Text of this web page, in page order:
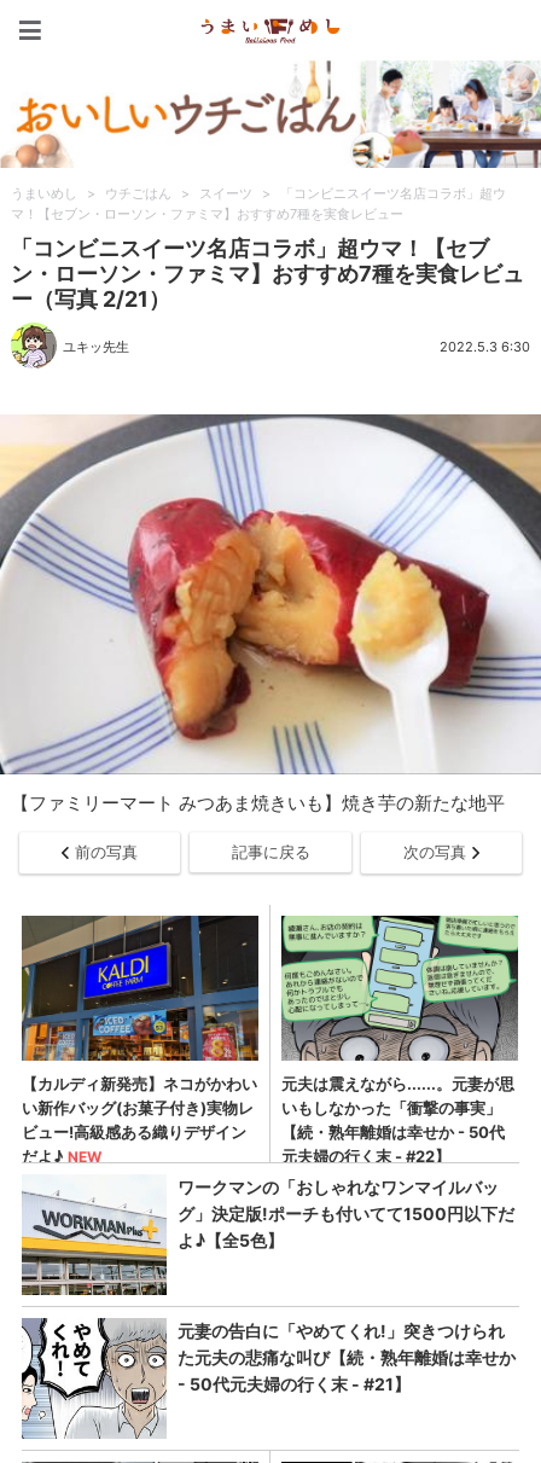
うまいめし > ウチごはん > スイーツ >
「コンビニスイーツ名店コラボ」超ウ
マ！【セブン・ローソン・ファミマ】おすすめ7種を実食レビュー
「コンビニスイーツ名店コラボ」超ウマ！【セブ
ン・ローソン・ファミマ】おすすめ7種を実食レビュ
ー（写真 2/21）
ユキッ先生 2022.5.3 6:30
【ファミリーマート みつあま焼きいも】焼き芋の新たな地平
前の写真 記事に戻る 次の写真